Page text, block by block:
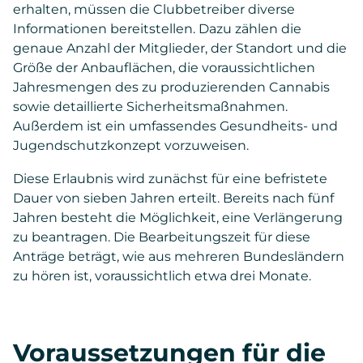
erhalten, müssen die Clubbetreiber diverse
Informationen bereitstellen. Dazu zählen die
genaue Anzahl der Mitglieder, der Standort und die
Größe der Anbauflächen, die voraussichtlichen
Jahresmengen des zu produzierenden Cannabis
sowie detaillierte Sicherheitsmaßnahmen.
Außerdem ist ein umfassendes Gesundheits- und
Jugendschutzkonzept vorzuweisen.
Diese Erlaubnis wird zunächst für eine befristete
Dauer von sieben Jahren erteilt. Bereits nach fünf
Jahren besteht die Möglichkeit, eine Verlängerung
zu beantragen. Die Bearbeitungszeit für diese
Anträge beträgt, wie aus mehreren Bundesländern
zu hören ist, voraussichtlich etwa drei Monate.
Voraussetzungen für die